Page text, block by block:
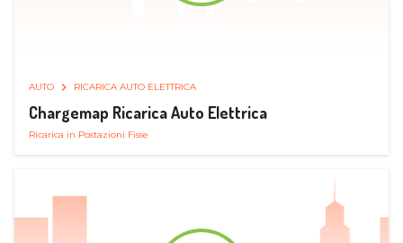
AUTO RICARICA AUTO ELETTRICA
Chargemap Ricarica Auto Elettrica
Ricarica in Postazioni Fisse